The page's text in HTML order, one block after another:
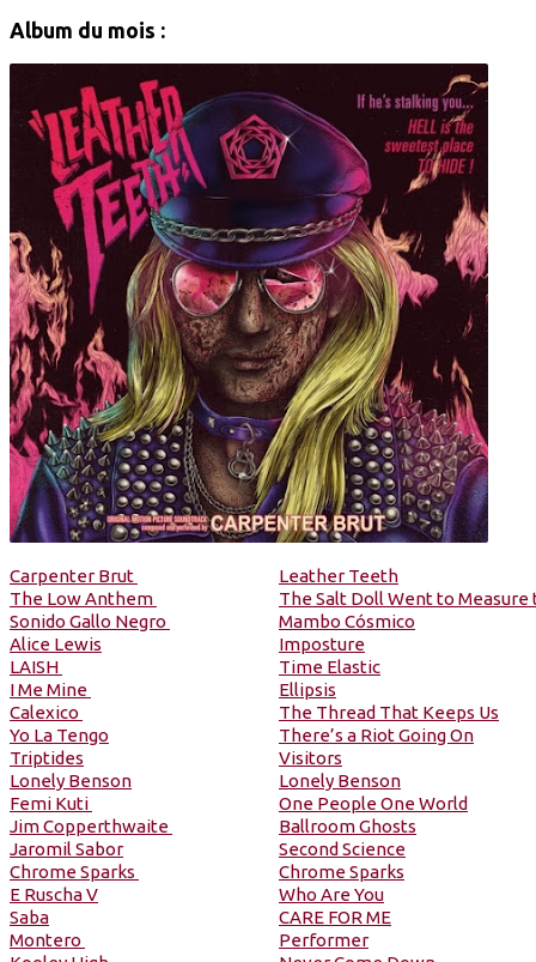
Album du mois :
Carpenter Brut
Leather Teeth
The Low Anthem
The Salt Doll Went to
Sonido Gallo Negro
Mambo Cósmico
Alice Lewis
Imposture
LAISH
Time Elastic
I Me Mine
Ellipsis
Calexico
The Thread That Keeps Us
Yo La Tengo
There’s a Riot Going On
Triptides
Visitors
Lonely Benson
Lonely Benson
Femi Kuti
One People One World
Jim Copperthwaite
Ballroom Ghosts
Jaromil Sabor
Second Science
Chrome Sparks
Chrome Sparks
E Ruscha V
Who Are You
Saba
CARE FOR ME
Montero
Performer